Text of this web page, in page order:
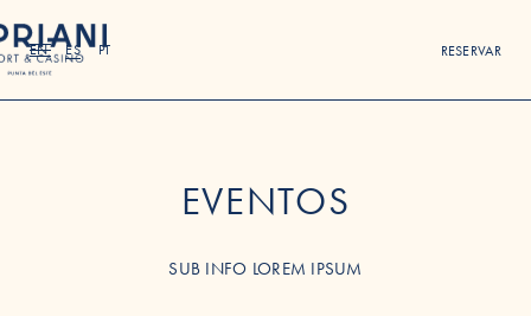
EN ES PT RESERVAR
EVENTOS
SUB INFO LOREM IPSUM